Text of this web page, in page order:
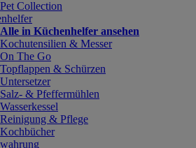
Pet Collection
Alle in Küchenhelfer ansehen
Kochutensilien & Messer
On The Go
Topflappen & Schürzen
Untersetzer
Salz- & Pfeffermühlen
Wasserkessel
Reinigung & Pflege
Kochbücher